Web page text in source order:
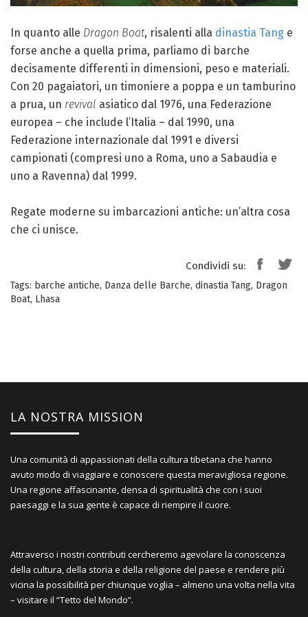
In quanto alle Dragon Boat, risalenti alla dinastia Tang e
forse anche a quella prima, parliamo di barche
decisamente differenti in dimensioni, peso e materiali.
Con 20 pagaiatori, un timoniere a poppa e un tamburino
a prua, un revival asiatico dal 1976, una Federazione
europea – che include l’Italia – dal 1990, una
Federazione internazionale dal 1991 e diversi
campionati (compresi uno a Roma, uno a Sabaudia e
uno a Ravenna) dal 1999.
Regate moderne su imbarcazioni antiche: un’altra cosa
che ci unisce.
Condividi su:
Tags: barche antiche, Danza delle Barche, dinastia Tang, Dragon
Boat, Lhasa
LA NOSTRA MISSION
Una comunità di appassionati della cultura tibetana che hanno
avuto modo di viaggiare e conoscere questa meravigliosa regione.
Una regione affascinante, densa di spiritualità che con i suoi
paesaggi e la sua gente è capace di riempire il cuore.
Attraverso i nostri contributi cercheremo agevolare la conoscenza
della cultura, della storia e della religione del paese e rendere più
vicina la possibilità per chiunque voglia – almeno una volta nella vita
– visitare il “Tetto del Mondo”.